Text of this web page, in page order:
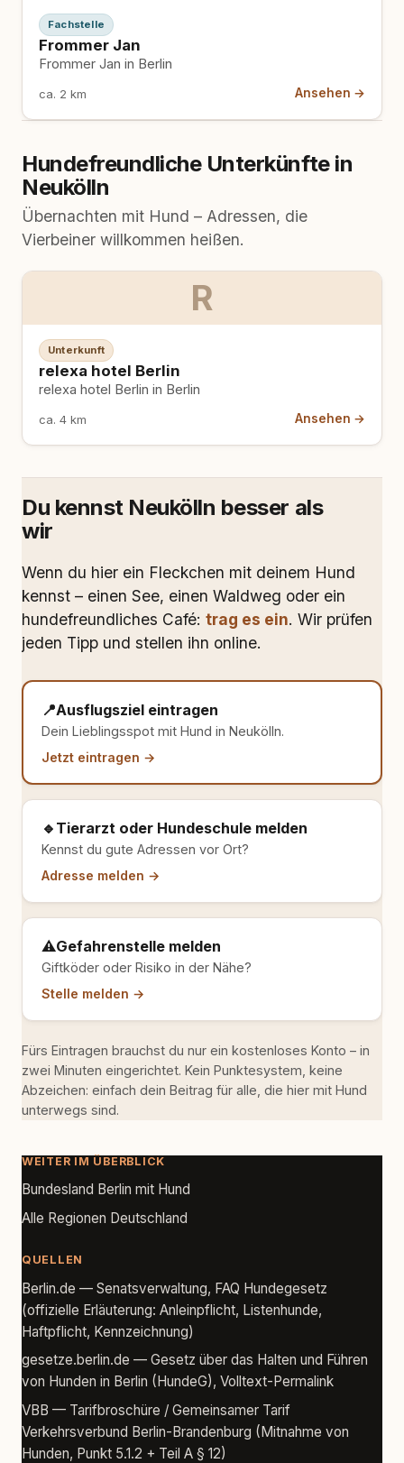
Fachstelle
Frommer Jan
Frommer Jan in Berlin
ca. 2 km Ansehen →
Hundefreundliche Unterkünfte in
Neukölln
Übernachten mit Hund – Adressen, die
Vierbeiner willkommen heißen.
R
Unterkunft
relexa hotel Berlin
relexa hotel Berlin in Berlin
ca. 4 km Ansehen →
Du kennst Neukölln besser als
wir
Wenn du hier ein Fleckchen mit deinem Hund
kennst – einen See, einen Waldweg oder ein
hundefreundliches Café: trag es ein. Wir prüfen
jeden Tipp und stellen ihn online.
📍Ausflugsziel eintragen
Dein Lieblingsspot mit Hund in Neukölln.
Jetzt eintragen →
🔹 Tierarzt oder Hundeschule melden
Kennst du gute Adressen vor Ort?
Adresse melden →
⚠️Gefahrenstelle melden
Giftköder oder Risiko in der Nähe?
Stelle melden →
Fürs Eintragen brauchst du nur ein kostenloses Konto – in
zwei Minuten eingerichtet. Kein Punktesystem, keine
Abzeichen: einfach dein Beitrag für alle, die hier mit Hund
unterwegs sind.
WEITER IM ÜBERBLICK
Bundesland Berlin mit Hund
Alle Regionen Deutschland
QUELLEN
Berlin.de — Senatsverwaltung, FAQ Hundegesetz
(offizielle Erläuterung: Anleinpflicht, Listenhunde,
Haftpflicht, Kennzeichnung)
gesetze.berlin.de — Gesetz über das Halten und Führen
von Hunden in Berlin (HundeG), Volltext-Permalink
VBB — Tarifbroschüre / Gemeinsamer Tarif
Verkehrsverbund Berlin-Brandenburg (Mitnahme von
Hunden, Punkt 5.1.2 + Teil A § 12)